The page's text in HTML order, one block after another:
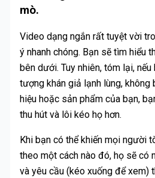
mò.
Video dạng ngắn rất tuyệt vời
ý nhanh chóng. Bạn sẽ tìm hiểu
bên dưới. Tuy nhiên, tóm lại,
tượng khán giả lạnh lùng, không
hiệu hoặc sản phẩm của bạn,
thu hút và lôi kéo họ hơn.
Khi bạn có thể khiến mọi người
theo một cách nào đó, họ sẽ có
và yêu cầu (kéo xuống để xem)